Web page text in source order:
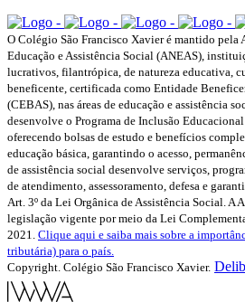
O Colégio São Francisco Xavier é mantido pela
Educação e Assistência Social (ANEAS),
lucrativos, filantrópica, de natureza educativa,
beneficente, certificada como Entidade
(CEBAS), nas áreas de educação e assistência
desenvolve o Programa de Inclusão
oferecendo bolsas de estudo e benefícios
educação básica, garantindo o acesso,
de assistência social desenvolve serviços,
de atendimento, assessoramento, defesa e
Art. 3º da Lei Orgânica de Assistência Social. A
legislação vigente por meio da Lei
2021. Clique aqui e saiba mais sobre a
tributária) para o país.
Copyright. Colégio São Francisco Xavier.